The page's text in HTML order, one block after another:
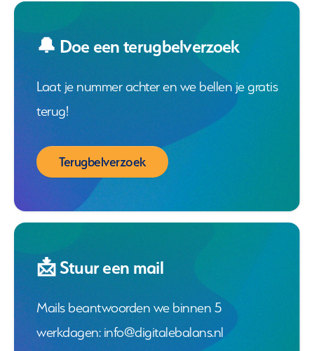
🔔 Doe een terugbelverzoek
Laat je nummer achter en we bellen je gratis
terug!
Terugbelverzoek
📩 Stuur een mail
Mails beantwoorden we binnen 5
werkdagen: info@digitalebalans.nl